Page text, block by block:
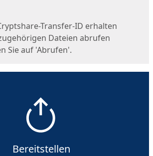
Transfer-ID erhalten
Dateien abrufen
Sie auf 'Abrufen'.
Bereitstellen